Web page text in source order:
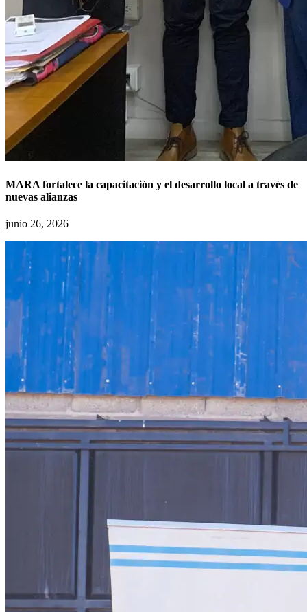
MARA fortalece la capacitación y el desarrollo local a través de
nuevas alianzas
junio 26, 2026